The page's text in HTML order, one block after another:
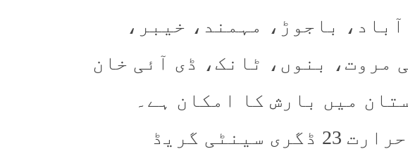
باجوڑ، مہمند، خیبر،
مروت، بنوں، ٹانک، ڈی آئی خان
میں بارش کا امکان ہے۔
پشاور میں کم سے کم درجہ حرارت 23 ڈگری سینٹی گریڈ